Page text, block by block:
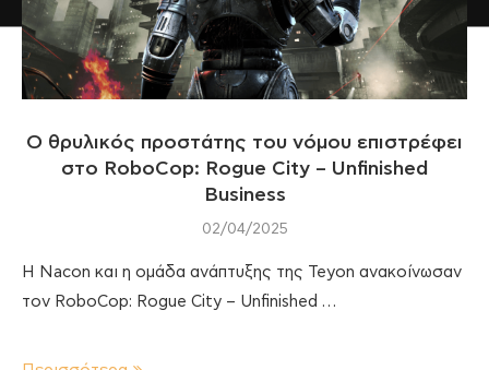
Ο θρυλικός προστάτης του νόμου επιστρέφει
στο RoboCop: Rogue City – Unfinished
Business
02/04/2025
Η Nacon και η ομάδα ανάπτυξης της Teyon ανακοίνωσαν
τον RoboCop: Rogue City – Unfinished …